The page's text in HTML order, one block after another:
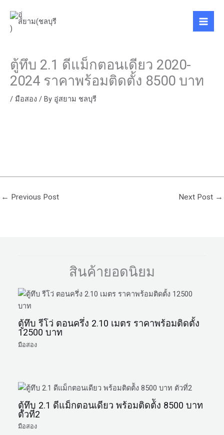
content
ตู้ทึบ 2.1 ดีแม็กตอนเดียว 2020-
2024 ราคาพร้อมติดตั้ง 8500 บาท
/ มือสอง / By อู่สยาม ชลบุรี
← Previous Post Next Post →
สินค้ายอดนิยม
ตู้ทึบ รีโว่ ตอนครึ่ง 2.10 เมตร ราคาพร้อมติดตั้ง
12500 บาท
มือสอง
ตู้ทึบ 2.1 ดีแม็กตอนเดียว พร้อมติดต้ัง 8500 บาท
ตัวที่2
มือสอง